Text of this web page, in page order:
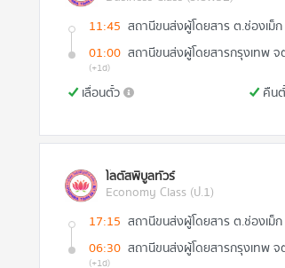
11:45 สถานีขนส่งผู้โดยสาร ต.ช่องเม็ก
01:00 สถานีขนส่งผู้โดยสารกรุงเทพ
(+1d)
เลื่อนตั๋ว คืน
โลตัสพิบูลทัวร์
Economy Class (ป.1)
17:15 สถานีขนส่งผู้โดยสาร ต.ช่องเม็ก
06:30 สถานีขนส่งผู้โดยสารกรุงเทพ
(+1d)